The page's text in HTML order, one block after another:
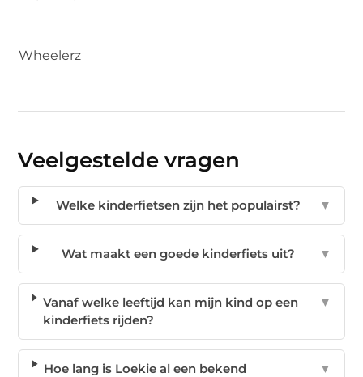
Wheelerz
Veelgestelde vragen
Welke kinderfietsen zijn het populairst? ▼
Wat maakt een goede kinderfiets uit? ▼
Vanaf welke leeftijd kan mijn kind op een
kinderfiets rijden?
▼
Hoe lang is Loekie al een bekend
▼